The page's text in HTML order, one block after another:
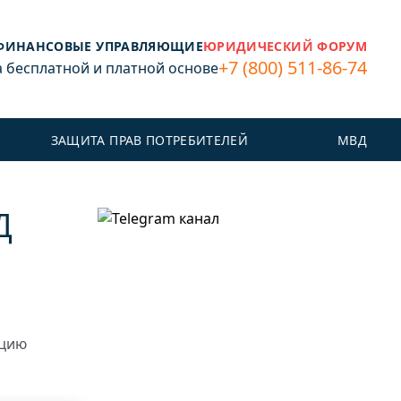
УПРАВЛЯЮЩИЕЮРИДИЧЕСКИЙ ФОРУМ
и платной основе+7 (800) 511-86-74
ЗАЩИТА ПРАВ ПОТРЕБИТЕЛЕЙ МВД